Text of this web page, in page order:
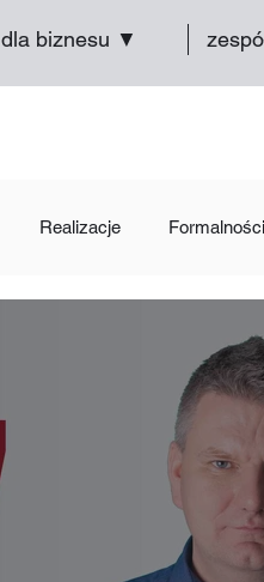
dla biznesu ▼
Realizacje Formalności